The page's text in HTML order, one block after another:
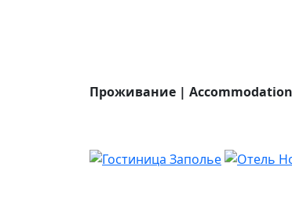
Проживание | Accommodation